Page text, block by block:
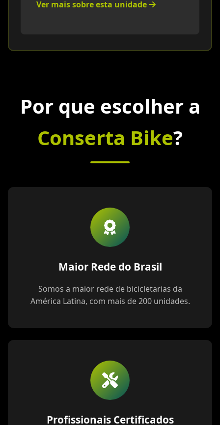
Ver mais sobre esta unidade
Por que escolher a
Conserta Bike?
Maior Rede do Brasil
Somos a maior rede de bicicletarias da
América Latina, com mais de 200 unidades.
Profissionais Certificados